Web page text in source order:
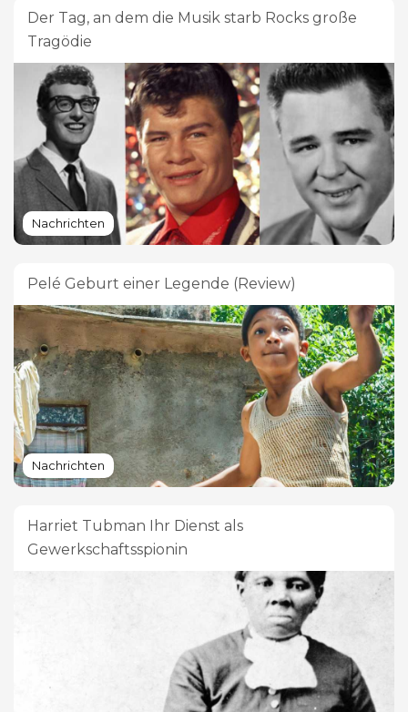
Der Tag, an dem die Musik starb Rocks große
Tragödie
Nachrichten
Pelé Geburt einer Legende (Review)
Nachrichten
Harriet Tubman Ihr Dienst als
Gewerkschaftsspionin